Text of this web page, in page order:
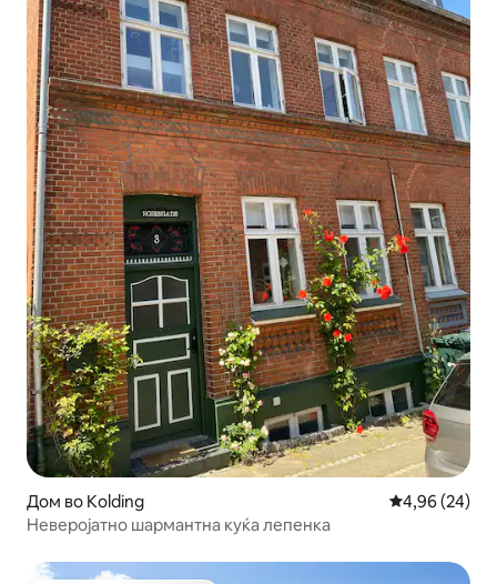
Дом во Kolding Просечна
4,96 (24)
Неверојатно шармантна куќа лепенка